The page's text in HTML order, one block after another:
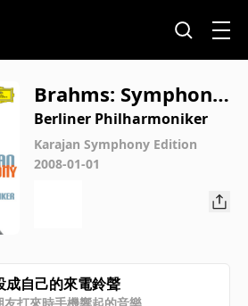
Brahms: Symphony
No. 4 in E Minor, O
p. 98: III. Allegro gi
ocoso (Recorded 19
Berliner Philharmoniker
Karajan Symphony Edition
2008-01-01
成自己的來電鈴聲